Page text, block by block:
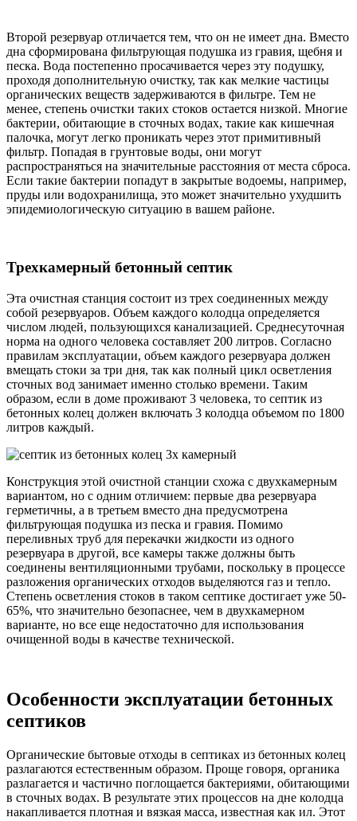
Второй резервуар отличается тем, что он не имеет дна. Вместо
дна сформирована фильтрующая подушка из гравия, щебня и
песка. Вода постепенно просачивается через эту подушку,
проходя дополнительную очистку, так как мелкие частицы
органических веществ задерживаются в фильтре. Тем не
менее, степень очистки таких стоков остается низкой. Многие
бактерии, обитающие в сточных водах, такие как кишечная
палочка, могут легко проникать через этот примитивный
фильтр. Попадая в грунтовые воды, они могут
распространяться на значительные расстояния от места сброса.
Если такие бактерии попадут в закрытые водоемы, например,
пруды или водохранилища, это может значительно ухудшить
эпидемиологическую ситуацию в вашем районе.
Трехкамерный бетонный септик
Эта очистная станция состоит из трех соединенных между
собой резервуаров. Объем каждого колодца определяется
числом людей, пользующихся канализацией. Среднесуточная
норма на одного человека составляет 200 литров. Согласно
правилам эксплуатации, объем каждого резервуара должен
вмещать стоки за три дня, так как полный цикл осветления
сточных вод занимает именно столько времени. Таким
образом, если в доме проживают 3 человека, то септик из
бетонных колец должен включать 3 колодца объемом по 1800
литров каждый.
Конструкция этой очистной станции схожа с двухкамерным
вариантом, но с одним отличием: первые два резервуара
герметичны, а в третьем вместо дна предусмотрена
фильтрующая подушка из песка и гравия. Помимо
переливных труб для перекачки жидкости из одного
резервуара в другой, все камеры также должны быть
соединены вентиляционными трубами, поскольку в процессе
разложения органических отходов выделяются газ и тепло.
Степень осветления стоков в таком септике достигает уже 50-
65%, что значительно безопаснее, чем в двухкамерном
варианте, но все еще недостаточно для использования
очищенной воды в качестве технической.
Особенности эксплуатации бетонных
септиков
Органические бытовые отходы в септиках из бетонных колец
разлагаются естественным образом. Проще говоря, органика
разлагается и частично поглощается бактериями, обитающими
в сточных водах. В результате этих процессов на дне колодца
накапливается плотная и вязкая масса, известная как ил. Этот